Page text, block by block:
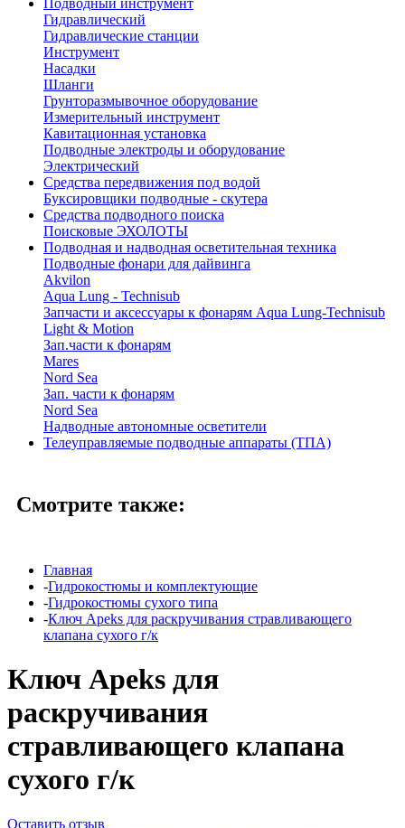
Подводный инструмент
Гидравлический
Гидравлические станции
Инструмент
Насадки
Шланги
Грунторазмывочное оборудование
Измерительный инструмент
Кавитационная установка
Подводные электроды и оборудование
Электрический
Средства передвижения под водой
Буксировщики подводные - скутера
Средства подводного поиска
Поисковые ЭХОЛОТЫ
Подводная и надводная осветительная техника
Подводные фонари для дайвинга
Akvilon
Aqua Lung - Technisub
Запчасти и аксессуары к фонарям Aqua Lung-Technisub
Light & Motion
Зап.части к фонарям
Mares
Nord Sea
Зап. части к фонарям
Nord Sea
Надводные автономные осветители
Телеуправляемые подводные аппараты (ТПА)
Смотрите также:
Главная
-Гидрокостюмы и комплектующие
-Гидрокостюмы сухого типа
-Ключ Apeks для раскручивания стравливающего
клапана сухого г/к
Ключ Apeks для
раскручивания
стравливающего клапана
сухого г/к
Оставить отзыв